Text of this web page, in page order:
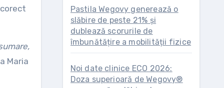
Maria
Pastila Wegovy generează o
slăbire de peste 21% și
dublează scorurile de
îmbunătățire a mobilității fizice
Noi date clinice ECO 2026:
Doza superioară de Wegovy®